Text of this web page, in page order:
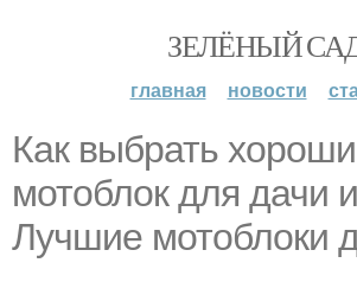
ЗЕЛЁНЫЙ
главная новости
Как выбрать
мотоблок для дачи
Лучшие мотоблоки